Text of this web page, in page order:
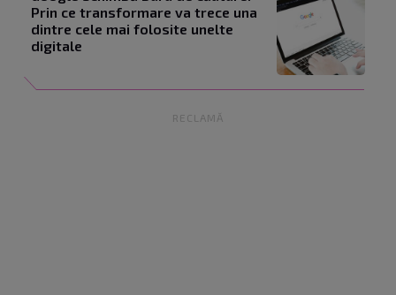
Prin ce transformare va trece una
dintre cele mai folosite unelte
digitale
RECLAMĂ